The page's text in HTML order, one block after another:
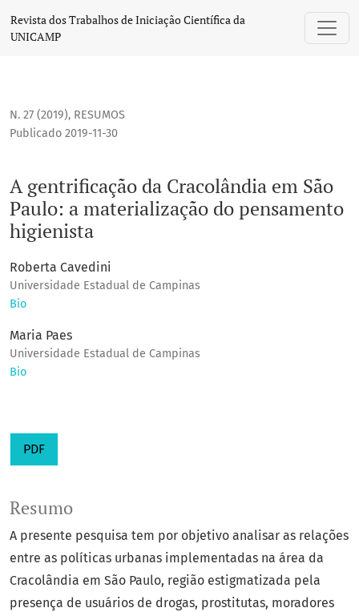
A gentrificação da Cracolândia em São Paulo: a
Revista dos Trabalhos de Iniciação Científica da
UNICAMP
N. 27 (2019), RESUMOS
A gentrificação da Cracolândia em São
Paulo: a materialização do pensamento
higienista
Publicado 2019-11-30
Roberta Cavedini
Universidade Estadual de Campinas
Bio
Maria Paes
Universidade Estadual de Campinas
Bio
PDF
Resumo
A presente pesquisa tem por objetivo analisar as relações
entre as políticas urbanas implementadas na área da
Cracolândia em São Paulo, região estigmatizada pela
presença de usuários de drogas, prostitutas, moradores